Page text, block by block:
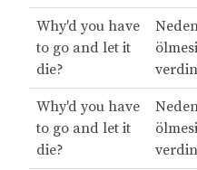
Why'd you have
to go and let it
die?
Why'd you have
to go and let it
die?